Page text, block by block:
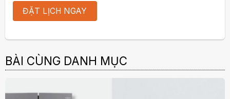
BÀI CÙNG DANH MỤC